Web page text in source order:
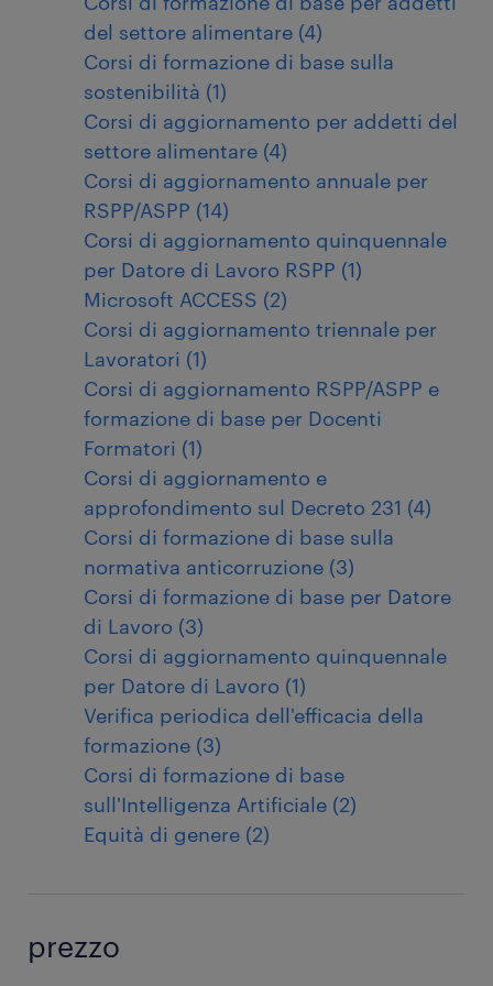
del settore alimentare (4)
Corsi di formazione di base sulla
sostenibilità (1)
Corsi di aggiornamento per addetti del
settore alimentare (4)
Corsi di aggiornamento annuale per
RSPP/ASPP (14)
Corsi di aggiornamento quinquennale
per Datore di Lavoro RSPP (1)
Microsoft ACCESS (2)
Corsi di aggiornamento triennale per
Lavoratori (1)
Corsi di aggiornamento RSPP/ASPP e
formazione di base per Docenti
Formatori (1)
Corsi di aggiornamento e
approfondimento sul Decreto 231 (4)
Corsi di formazione di base sulla
normativa anticorruzione (3)
Corsi di formazione di base per Datore
di Lavoro (3)
Corsi di aggiornamento quinquennale
per Datore di Lavoro (1)
Verifica periodica dell'efficacia della
formazione (3)
Corsi di formazione di base
sull'Intelligenza Artificiale (2)
Equità di genere (2)
prezzo